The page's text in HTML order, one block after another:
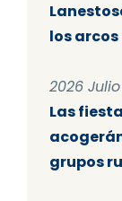
los
2026
Las
grupos